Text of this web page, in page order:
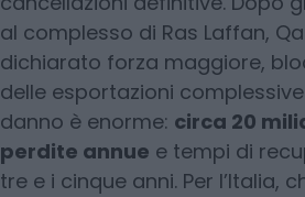
al complesso di Ras Laffan,
dichiarato forza maggiore,
delle esportazioni complessive
danno è enorme: circa 20
perdite annue e tempi di
tre e i cinque anni. Per l’Italia,